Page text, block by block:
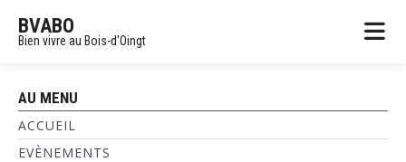
BVABO
Bien vivre au Bois-d'Oingt
AU MENU
ACCUEIL
EVÈNEMENTS